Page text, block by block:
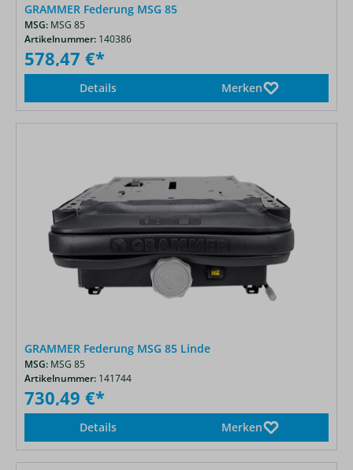
GRAMMER Federung MSG 85
MSG: MSG 85
Artikelnummer: 140386
578,47 €*
Details Merken
GRAMMER Federung MSG 85 Linde
MSG: MSG 85
Artikelnummer: 141744
730,49 €*
Details Merken